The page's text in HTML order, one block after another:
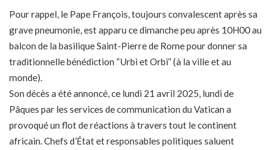
Pour rappel, le Pape François, toujours convalescent après sa
grave pneumonie, est apparu ce dimanche peu après 10H00 au
balcon de la basilique Saint-Pierre de Rome pour donner sa
traditionnelle bénédiction “Urbi et Orbi” (à la ville et au
monde).
Son décès a été annoncé, ce lundi 21 avril 2025, lundi de
Pâques par les services de communication du Vatican a
provoqué un flot de réactions à travers tout le continent
africain. Chefs d’État et responsables politiques saluent